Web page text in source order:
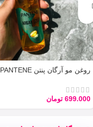
روغن مو آرگان پنتن PANTENE
699.000 تومان